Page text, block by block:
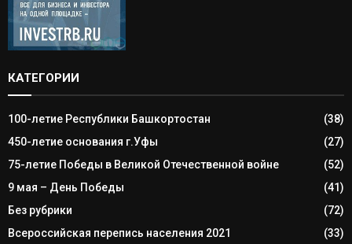
КАТЕГОРИИ
100-летие Республики Башкортостан
(38)
450-летие основания г.Уфы
(27)
75-летие Победы в Великой Отечественной войне
(52)
9 мая – День Победы
(41)
Без рубрики
(72)
Всероссийская перепись населения 2021
(33)